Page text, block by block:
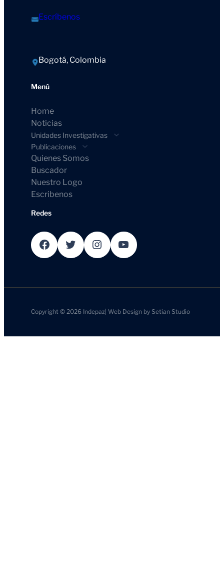
Escríbenos
Bogotá, Colombia
Menú
Home
Noticias
Unidades Investigativas
Publicaciones
Quienes Somos
Buscador
Nuestro Logo
Escribenos
Redes
Facebook Twitter Instagram YouTube
Copyright © 2026 Indepaz|Web Design bySetian Studio